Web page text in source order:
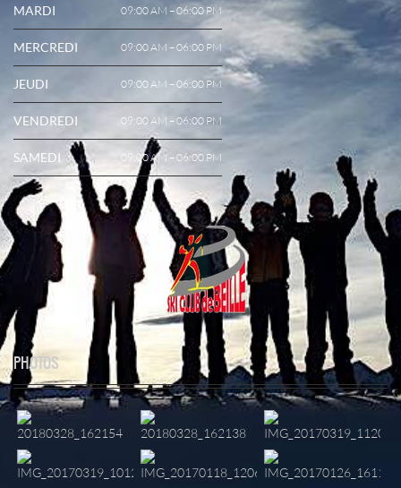
MARDI 09:00 AM – 06:00 PM
MERCREDI 09:00 AM – 06:00 PM
JEUDI 09:00 AM – 06:00 PM
VENDREDI 09:00 AM – 06:00 PM
SAMEDI 09:00 AM – 06:00 PM
PHOTOS